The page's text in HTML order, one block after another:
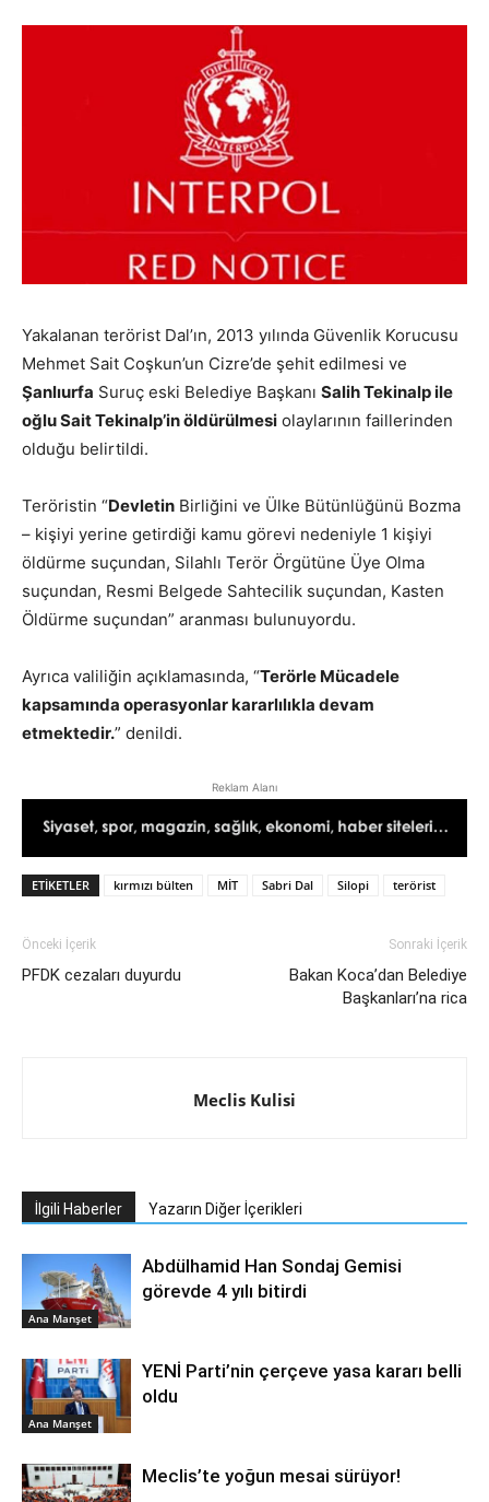
Yakalanan terörist Dal’ın, 2013 yılında Güvenlik Korucusu
Mehmet Sait Coşkun’un Cizre’de şehit edilmesi ve
Şanlıurfa Suruç eski Belediye Başkanı Salih Tekinalp ile
oğlu Sait Tekinalp’in öldürülmesi olaylarının faillerinden
olduğu belirtildi.
Teröristin “Devletin Birliğini ve Ülke Bütünlüğünü Bozma
– kişiyi yerine getirdiği kamu görevi nedeniyle 1 kişiyi
öldürme suçundan, Silahlı Terör Örgütüne Üye Olma
suçundan, Resmi Belgede Sahtecilik suçundan, Kasten
Öldürme suçundan” aranması bulunuyordu.
Ayrıca valiliğin açıklamasında, “Terörle Mücadele
kapsamında operasyonlar kararlılıkla devam
etmektedir.” denildi.
Reklam Alanı
ETIKETLER kırmızı bülten MİT Sabri Dal Silopi terörist
Önceki İçerik
PFDK cezaları duyurdu
Sonraki İçerik
Bakan Koca’dan Belediye
Başkanları’na rica
Meclis Kulisi
İlgili Haberler Yazarın Diğer İçerikleri
Ana Manşet
Abdülhamid Han Sondaj Gemisi
görevde 4 yılı bitirdi
Ana Manşet
YENİ Parti’nin çerçeve yasa kararı belli
oldu
Meclis’te yoğun mesai sürüyor!